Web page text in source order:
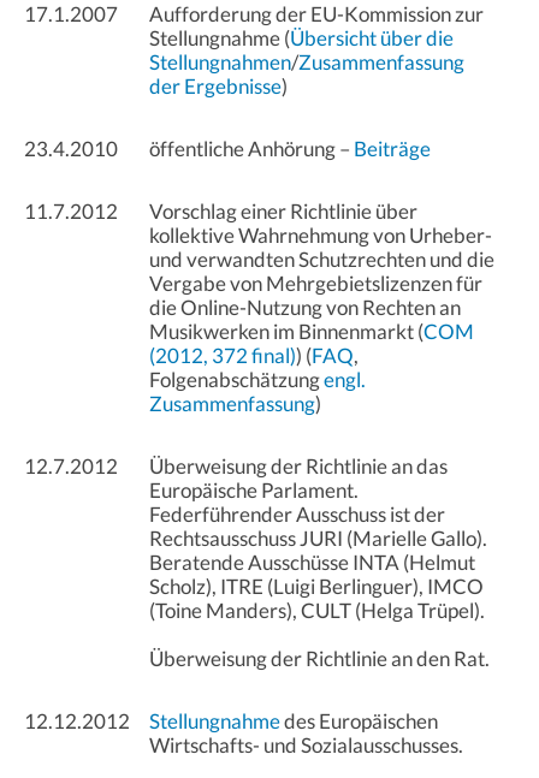
17.1.2007
Aufforderung der EU-Kommission zur
Stellungnahme (Übersicht über die
Stellungnahmen/Zusammenfassung
der Ergebnisse)
23.4.2010 öffentliche Anhörung – Beiträge
11.7.2012
Vorschlag einer Richtlinie über
kollektive Wahrnehmung von Urheber-
und verwandten Schutzrechten und die
Vergabe von Mehrgebietslizenzen für
die Online-Nutzung von Rechten an
Musikwerken im Binnenmarkt (COM
(2012, 372 final)) (FAQ,
Folgenabschätzungengl.
Zusammenfassung)
12.7.2012
Überweisung der Richtlinie an das
Europäische Parlament.
Federführender Ausschuss ist der
Rechtsausschuss JURI (Marielle Gallo).
Beratende Ausschüsse INTA (Helmut
Scholz), ITRE (Luigi Berlinguer), IMCO
(Toine Manders), CULT (Helga Trüpel).
Überweisung der Richtlinie an den Rat.
12.12.2012 Stellungnahmedes Europäischen
Wirtschafts- und Sozialausschusses.